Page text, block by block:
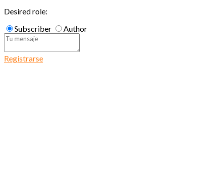
Desired role:
Subscriber
Author
Registrarse